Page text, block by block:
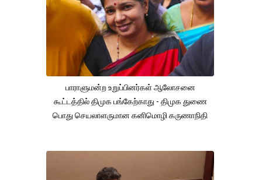
பாராளுமன்ற உறுப்பினர்கள் ஆலோசனை
கூட்டத்தில் திமுக பங்கேற்காது - திமுக துணை
பொது செயலாளருமான கனிமொழி கருணாநிதி